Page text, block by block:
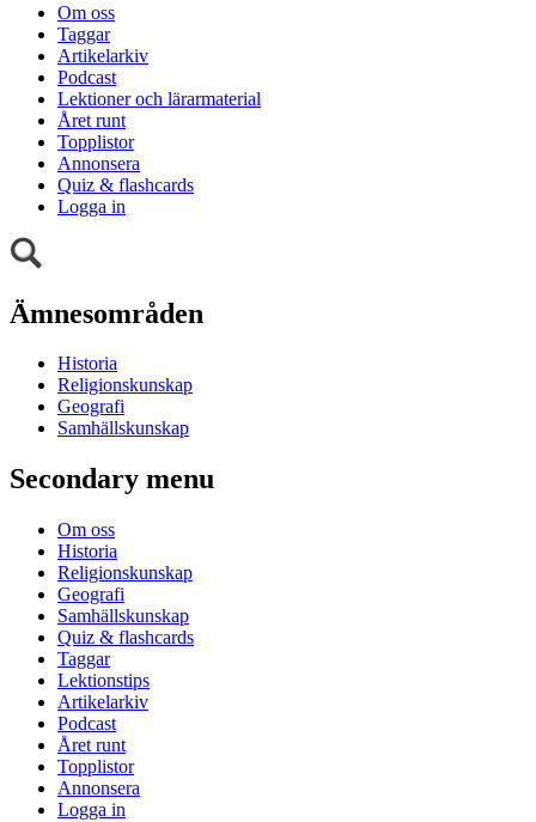
Om oss
Taggar
Artikelarkiv
Podcast
Lektioner och lärarmaterial
Året runt
Topplistor
Annonsera
Quiz & flashcards
Logga in
Ämnesområden
Historia
Religionskunskap
Geografi
Samhällskunskap
Secondary menu
Om oss
Historia
Religionskunskap
Geografi
Samhällskunskap
Quiz & flashcards
Taggar
Lektionstips
Artikelarkiv
Podcast
Året runt
Topplistor
Annonsera
Logga in